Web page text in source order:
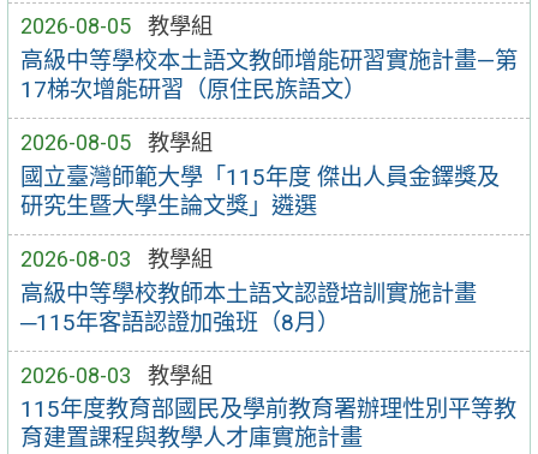
2026-08-05 教學組
高級中等學校本土語文教師增能研習實施計畫—第
17梯次增能研習（原住民族語文）
2026-08-05 教學組
國立臺灣師範大學「115年度 傑出人員金鐸獎及
研究生暨大學生論文獎」遴選
2026-08-03 教學組
高級中等學校教師本土語文認證培訓實施計畫
─115年客語認證加強班（8月）
2026-08-03 教學組
115年度教育部國民及學前教育署辦理性別平等教
育建置課程與教學人才庫實施計畫